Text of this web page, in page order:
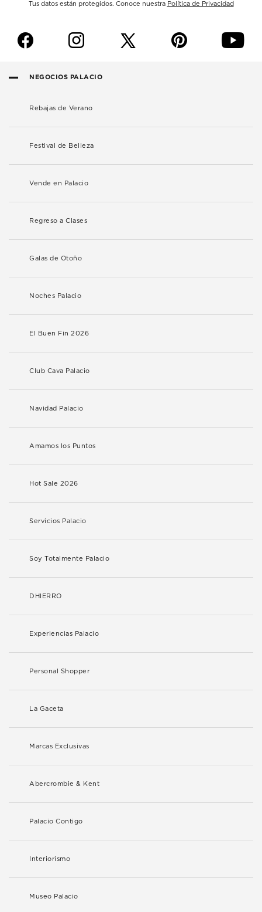
Tus datos están protegidos. Conoce nuestra Política de Privacidad
f i p y
NEGOCIOS PALACIO
Rebajas de Verano
Festival de Belleza
Vende en Palacio
Regreso a Clases
Galas de Otoño
Noches Palacio
El Buen Fin 2026
Club Cava Palacio
Navidad Palacio
Amamos los Puntos
Hot Sale 2026
Servicios Palacio
Soy Totalmente Palacio
DHIERRO
Experiencias Palacio
Personal Shopper
La Gaceta
Marcas Exclusivas
Abercrombie & Kent
Palacio Contigo
Interiorismo
Museo Palacio